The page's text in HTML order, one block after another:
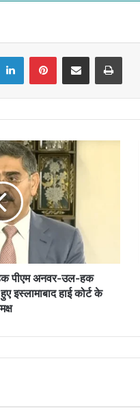
LinkedInPinterestShare via Email Print
पीएम अनवर-उल-हक
इस्लामाबाद हाई कोर्ट के